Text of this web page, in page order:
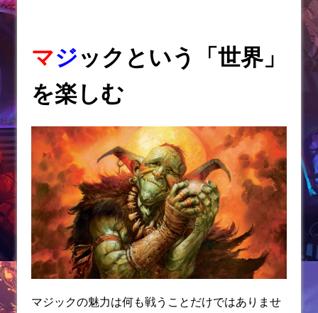
マジックという「世界」
を楽しむ
マジックの魅力は何も戦うことだけではありませ